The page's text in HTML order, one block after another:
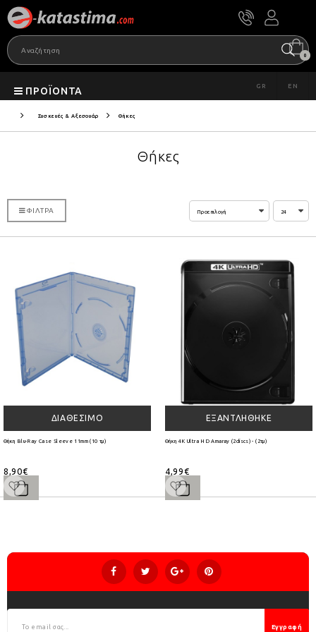
0
ΠΡΟΪΌΝΤΑ GR EN
Συσκευές & Αξεσουάρ Θήκες
Θήκες
ΦΊΛΤΡΑ
ΔΙΑΘΈΣΙΜΟ
Θήκη Blu-Ray Case Sleeve 11mm (10 τμ)
8,90€
ΕΞΑΝΤΛΉΘΗΚΕ
Θήκη 4K Ultra HD Amaray (2discs) - (2τμ)
4,99€
Εγγραφή